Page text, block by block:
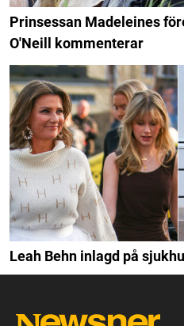
Prinsessan Madeleines
O'Neill kommenterar
Leah Behn inlagd på